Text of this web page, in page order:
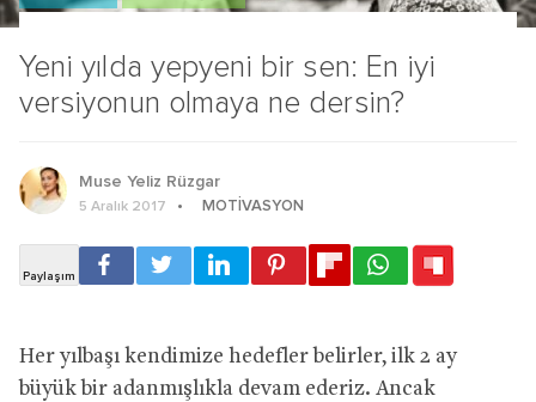
Yeni yılda yepyeni bir sen: En iyi
versiyonun olmaya ne dersin?
Muse Yeliz Rüzgar
5 Aralık 2017 MOTIVASYON
Her yılbaşı kendimize hedefler belirler, ilk 2 ay
büyük bir adanmışlıkla devam ederiz. Ancak